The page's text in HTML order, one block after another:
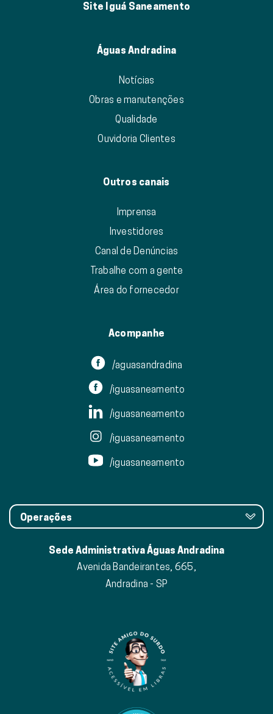
Site Iguá Saneamento
Águas Andradina
Notícias
Obras e manutenções
Qualidade
Ouvidoria Clientes
Outros canais
Imprensa
Investidores
Canal de Denúncias
Trabalhe com a gente
Área do fornecedor
Acompanhe
/aguasandradina
/iguasaneamento
/iguasaneamento
/iguasaneamento
/iguasaneamento
Operações
Sede Administrativa Águas Andradina
Avenida Bandeirantes, 665,
Andradina - SP